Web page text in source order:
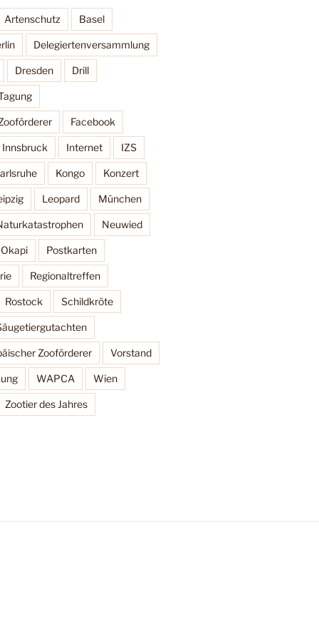
Artenschutz Basel
Delegiertenversammlung
Dresden Drill
Facebook
Innsbruck Internet IZS
Kongo Konzert
Leopard München
Neuwied
Okapi Postkarten
Regionaltreffen
Rostock Schildkröte
Zooförderer Vorstand
WAPCA Wien
Zootier des Jahres